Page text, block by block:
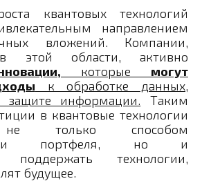
квантовых технологий
направлением
вложений. Компании,
этой области, активно
которые могут
к обработке данных,
информации. Таким
в квантовые технологии
не только способом
портфеля, но и
поддержать технологии,
будущее.